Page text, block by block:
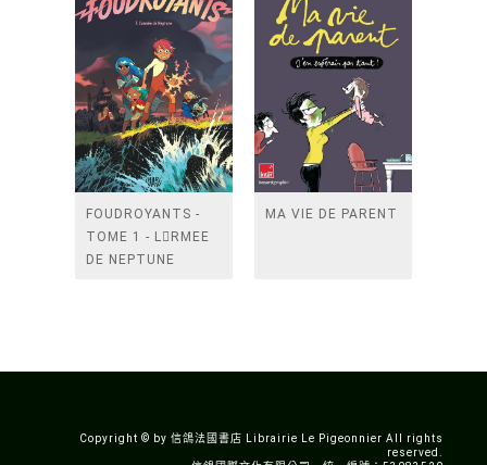
FOUDROYANTS -
TOME 1 - LRMEE
DE NEPTUNE
MA VIE DE PARENT
Copyright © by 信鴿法國書店 Librairie Le Pigeonnier All rights
reserved.